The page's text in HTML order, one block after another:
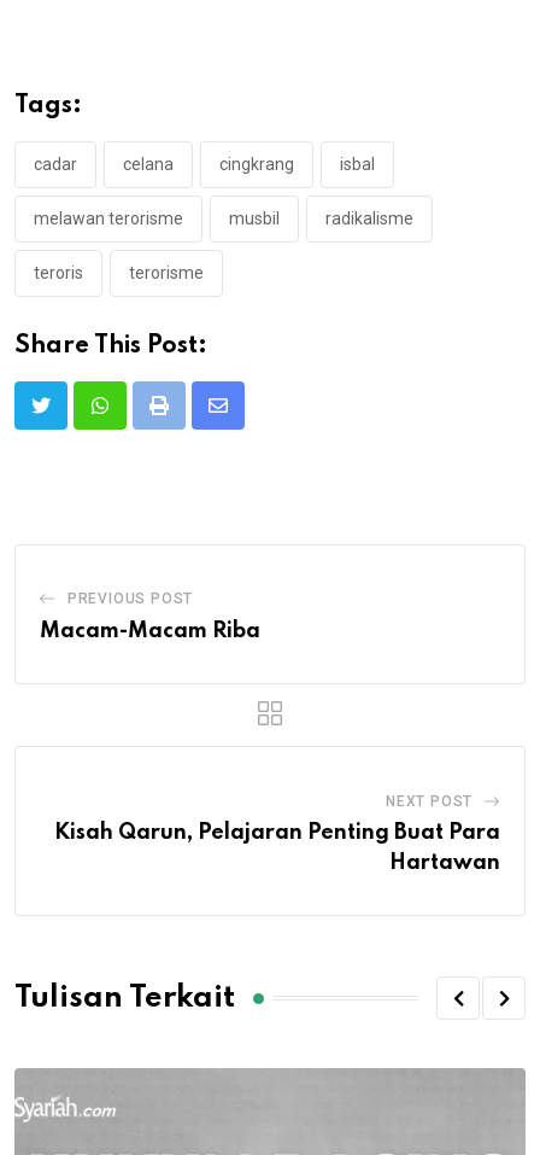
Tags:
cadar celana cingkrang isbal
melawan terorisme musbil radikalisme
teroris terorisme
Share This Post:
Print
Share
PREVIOUS POST
Macam-Macam Riba
NEXT POST
Kisah Qarun, Pelajaran Penting Buat Para
Hartawan
Tulisan Terkait